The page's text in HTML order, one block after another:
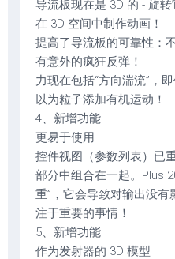
导流板现在是 3D 的 - 旋
在 3D 空间中制作动画！
提高了导流板的可靠性：
有意外的疯狂反弹！
力现在包括“方向湍流”，
以为粒子添加有机运动！
4、新增功能
更易于使用
控件视图（参数列表）已
部分中组合在一起。Plus
重”，它会导致对输出没
注于重要的事情！
5、新增功能
作为发射器的 3D 模型